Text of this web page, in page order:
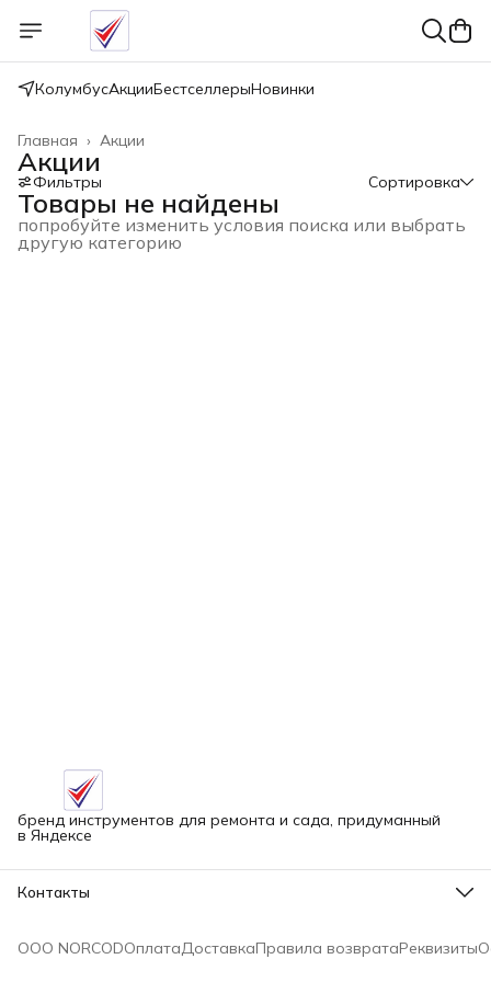
КолумбусАкцииБестселлерыНовинки
Акции
Главная ›
Акции
Фильтры Сортировка
Товары не найдены
попробуйте изменить условия поиска или выбрать
другую категорию
бренд инструментов для ремонта и сада, придуманный
в Яндексе
Контакты
Телефон
ООО NORCODОплатаДоставкаПравила возвратаРеквизиты